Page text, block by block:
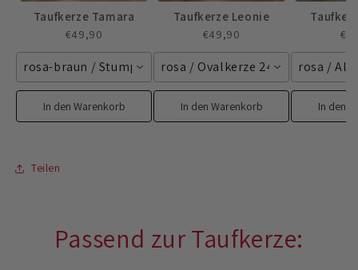
Taufkerze Tamara
€49,90
rosa-braun / Stumpenkerze 250/60 mm
In den Warenkorb
Taufkerze Leonie
€49,90
rosa / Ovalkerze 240/65 mm
In den Warenkorb
rosa /
In den
Teilen
Passend zur Taufkerze: